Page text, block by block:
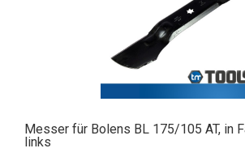
Messer für Bolens BL 175/105 AT, in
links